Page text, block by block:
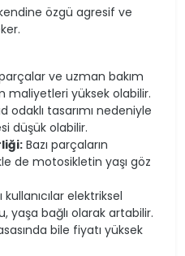
özgü agresif ve
ve uzman bakım
maliyetleri yüksek olabilir.
odaklı tasarımı nedeniyle
düşük olabilir.
Bazı parçaların
de motosikletin yaşı göz
kullanıcılar elektriksel
yaşa bağlı olarak artabilir.
bile fiyatı yüksek